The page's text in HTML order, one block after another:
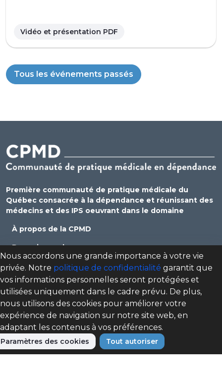
Vidéo et présentation PDF
Tous les événements passés
Première communauté de pratique médicale du
Québec consacrée à la dépendance et réunissant des
médecins et des IPS oeuvrant dans le domaine
À propos de la CPMD
Devenir membre
Se connecter
Nous joindre
Politique de confidentialité
Direction des programmes santé mentale, dépendance
et itinérance (DPSMDI) de Santé Québec Centre-Sud-de-
l'Île-de-Montréal – Universitaire
Nous accordons une grande importance à votre vie
privée. Notre politique de confidentialité garantit que
vos informations personnelles seront protégées et
utilisées uniquement dans le cadre prévu. De plus,
nous utilisons des cookies pour améliorer votre
expérience de navigation sur notre site web, en
adaptant les contenus à vos préférences.
Paramètres des cookies Tout autoriser